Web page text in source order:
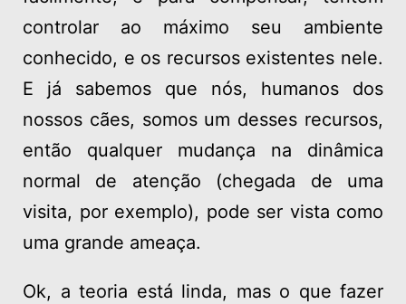
controlar ao máximo seu ambiente
conhecido, e os recursos existentes nele.
E já sabemos que nós, humanos dos
nossos cães, somos um desses recursos,
então qualquer mudança na dinâmica
normal de atenção (chegada de uma
visita, por exemplo), pode ser vista como
uma grande ameaça.
Ok, a teoria está linda, mas o que fazer